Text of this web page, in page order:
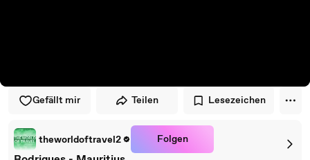
Gefällt mir Teilen Lesezeichen
theworldoftravel2 Folgen